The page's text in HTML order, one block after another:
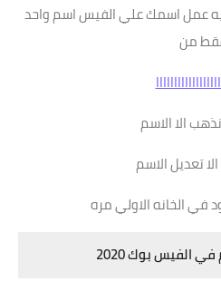
عمل اسمك علي الفيس اسم واحد
من
الا الاسم
تعديل الاسم
في الخانه الاولي مره
الفيس بوك 2020